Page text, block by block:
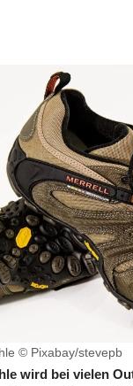
© Pixabay/stevepb
wird bei vielen